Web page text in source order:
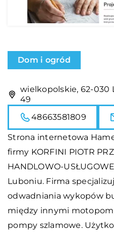
Dom i ogród
wielkopolskie, 62-030
49
48663581809
Strona internetowa
firmy KORFINI PIOTR
HANDLOWO-
Luboniu. Firma
odwadniania wykopów
między innymi
pompy szlamowe.